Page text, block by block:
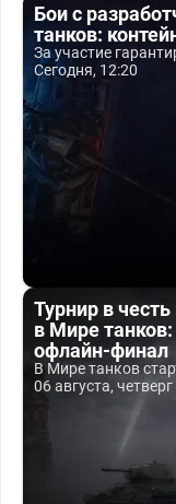
Бои с
танков:
За участие
Сегодня, 12:20
Турнир в
в Мире танков:
офлайн-финал
В Мире танков
06 августа, четверг